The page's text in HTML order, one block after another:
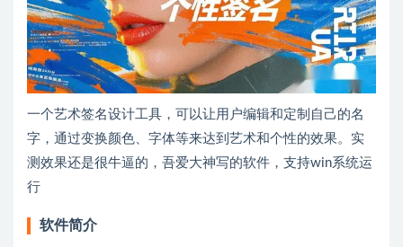
一个艺术签名设计工具，可以让用户编辑和定制自己的名
字，通过变换颜色、字体等来达到艺术和个性的效果。实
测效果还是很牛逼的，吾爱大神写的软件，支持win系统运
行
软件简介